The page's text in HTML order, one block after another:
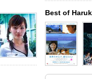
Best of